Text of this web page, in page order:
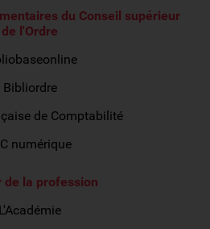
du Conseil supérieur
de l'Ordre
Bibliordre
de Comptabilité
numérique
de la profession
L'Académie